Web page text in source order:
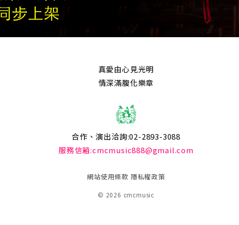
真愛由心見光明
情深滿腹化樂章
合作、演出洽詢:02-2893-3088
服務信箱:cmcmusic888@gmail.com
網站使用條款 隱私權政策
© 2026 cmcmusic